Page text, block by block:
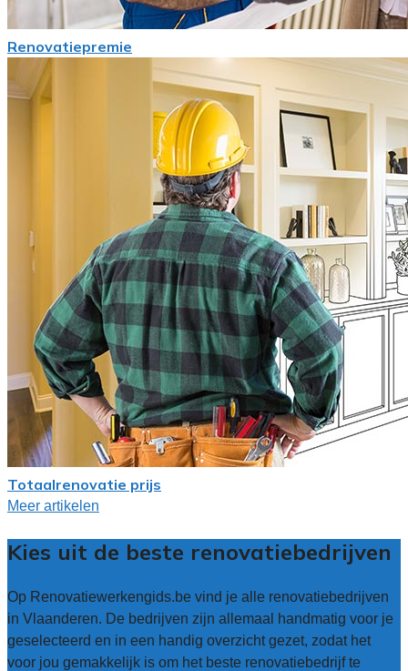
Renovatiepremie
Totaalrenovatie prijs
Meer artikelen
Kies uit de beste renovatiebedrijven
Op Renovatiewerkengids.be vind je alle renovatiebedrijven
in Vlaanderen. De bedrijven zijn allemaal handmatig voor je
geselecteerd en in een handig overzicht gezet, zodat het
voor jou gemakkelijk is om het beste renovatiebedrijf te